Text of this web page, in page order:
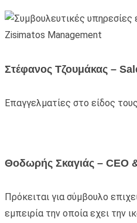
Στέφανος Τζουμάκας –
Επαγγελματίες στο είδος
Θοδωρής Σκαγιάς – CEO
Πρόκειται για σύμβουλο
εμπειρία την οποία εχει την